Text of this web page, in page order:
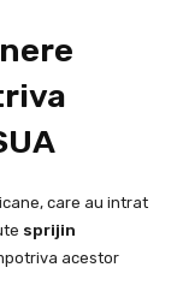
care au intrat
sprijin
acestor